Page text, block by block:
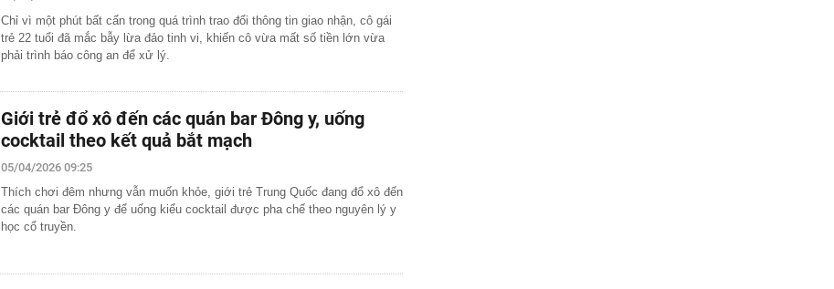
Chỉ vì một phút bất cẩn trong quá trình trao đổi thông tin giao nhận, cô gái
trẻ 22 tuổi đã mắc bẫy lừa đảo tinh vi, khiến cô vừa mất số tiền lớn vừa
phải trình báo công an để xử lý.
Giới trẻ đổ xô đến các quán bar Đông y, uống
cocktail theo kết quả bắt mạch
05/04/2026 09:25
Thích chơi đêm nhưng vẫn muốn khỏe, giới trẻ Trung Quốc đang đổ xô đến
các quán bar Đông y để uống kiểu cocktail được pha chế theo nguyên lý y
học cổ truyền.